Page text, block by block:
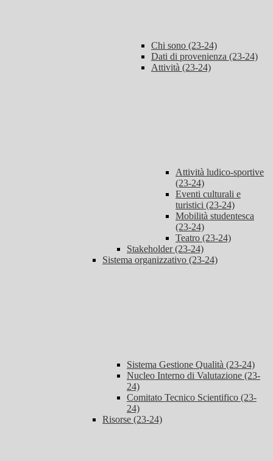
Chi sono (23-24)
Dati di provenienza (23-24)
Attività (23-24)
Attività ludico-sportive
(23-24)
Eventi culturali e
turistici (23-24)
Mobilità studentesca
(23-24)
Teatro (23-24)
Stakeholder (23-24)
Sistema organizzativo (23-24)
Sistema Gestione Qualità (23-24)
Nucleo Interno di Valutazione (23-
24)
Comitato Tecnico Scientifico (23-
24)
Risorse (23-24)